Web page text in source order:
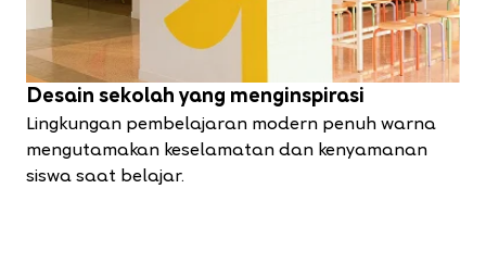
Desain sekolah yang menginspirasi
Lingkungan pembelajaran modern penuh warna
mengutamakan keselamatan dan kenyamanan
siswa saat belajar.